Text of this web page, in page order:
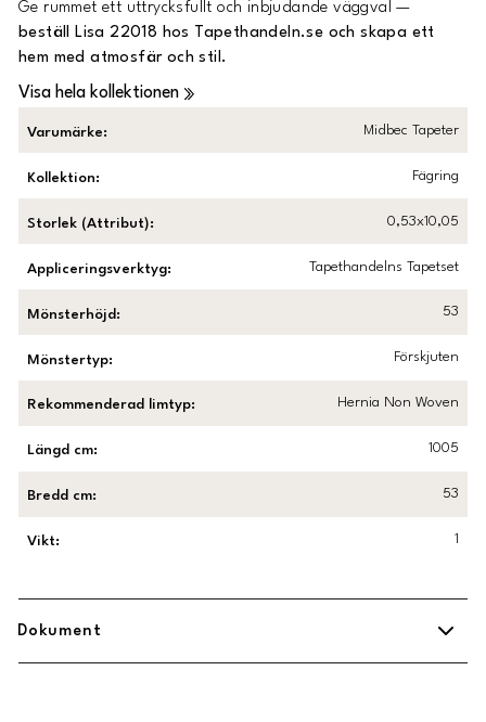
Ge rummet ett uttrycksfullt och inbjudande väggval —
beställ Lisa 22018 hos Tapethandeln.se och skapa ett
hem med atmosfär och stil.
Visa hela kollektionen
Varumärke: Midbec Tapeter
Kollektion: Fägring
Storlek (Attribut): 0,53x10,05
Appliceringsverktyg: Tapethandelns Tapetset
Mönsterhöjd : 53
Mönstertyp: Förskjuten
Rekommenderad limtyp: Hernia Non Woven
Längd cm: 1005
Bredd cm: 53
Vikt: 1
Dokument